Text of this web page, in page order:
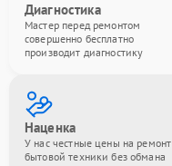
Диагностика
Мастер перед ремонтом
совершенно бесплатно
производит диагностику
Наценка
У нас честные цены на ремонт
бытовой техники без обмана